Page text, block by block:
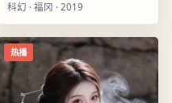
科幻 · 福冈 · 2019
热播